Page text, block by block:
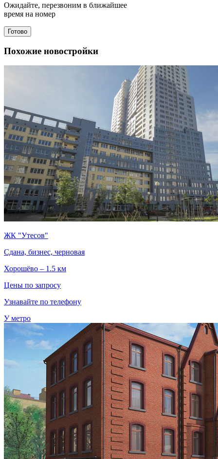
Ожидайте, перезвоним в ближайшее
время на номер
Готово
Похожие новостройки
ЖК "Утесов"
Сдана, бизнес, черновая
Хорошёво – 1.5 км
Цены по запросу
Узнавайте по телефону
У метро